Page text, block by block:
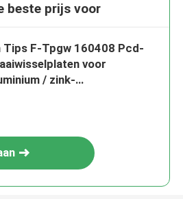
beste prijs voor
Tips F-Tpgw 160408 Pcd-
voor
/ zink-